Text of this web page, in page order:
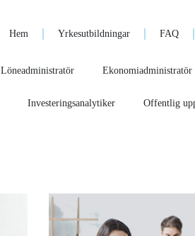
Hem Yrkesutbildningar FAQ
Löneadministratör Ekonomiadministratör
Investeringsanalytiker Offentlig